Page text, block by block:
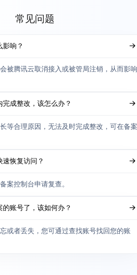
常见问题
影响？
被腾讯云取消接入或被管局注销，从而影响
成整改，该怎么办？
等合理原因，无法及时完成整改，可在备案
速恢复访问？
案控制台申请复查。
账号了，该如何办？
或者丢失，您可通过查找账号找回您的账